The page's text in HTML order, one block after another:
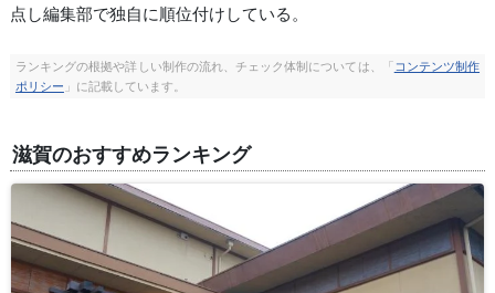
点し編集部で独自に順位付けしている。
ランキングの根拠や詳しい制作の流れ、チェック体制については、「 コンテンツ制作
ポリシー 」に記載しています。
滋賀のおすすめランキング